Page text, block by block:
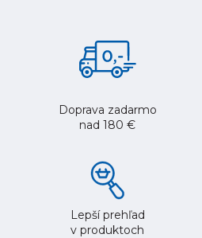
Doprava zadarmo
nad 180 €
Lepší prehľad
v produktoch